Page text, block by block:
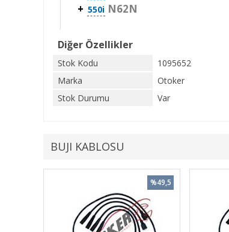
+ 550i N62N
Diğer Özellikler
Stok Kodu
1095652
Marka
Otoker
Stok Durumu
Var
BUJI KABLOSU
%49,5